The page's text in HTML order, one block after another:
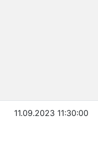
11.09.2023 11:30:00